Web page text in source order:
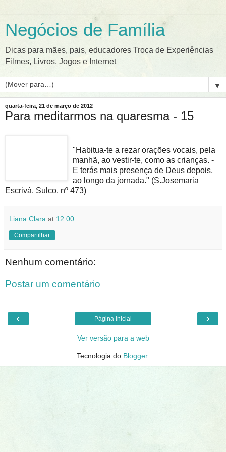
Negócios de Família
Dicas para mães, pais, educadores Troca de Experiências
Filmes, Livros, Jogos e Internet
▼
quarta-feira, 21 de março de 2012
Para meditarmos na quaresma - 15
"Habitua-te a rezar orações vocais, pela
manhã, ao vestir-te, como as crianças. -
E terás mais presença de Deus depois,
ao longo da jornada." (S.Josemaria
Escrivá. Sulco. nº 473)
Liana Clara at 12:00
Compartilhar
Nenhum comentário:
Postar um comentário
‹ ›
Página inicial
Ver versão para a web
Tecnologia do Blogger.